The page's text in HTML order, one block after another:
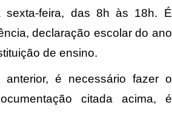
sexta-feira, das 8h às 18h. É
declaração escolar do ano
de ensino.
é necessário fazer o
citada acima, é